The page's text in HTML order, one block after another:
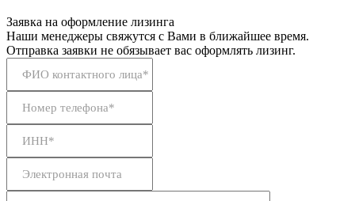
Заявка на оформление лизинга
Наши менеджеры свяжутся с Вами в ближайшее время.
Отправка заявки не обязывает вас оформлять лизинг.
ФИО контактного лица*
Номер телефона*
ИНН*
Электронная почта